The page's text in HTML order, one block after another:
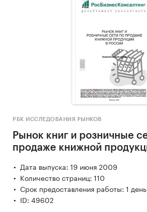
РБК ИССЛЕДОВАНИЯ РЫНКОВ
Рынок книг и розничные
продаже книжной
Дата выпуска: 19 июня 2009
Количество страниц: 110
Срок предоставления работы: 1 день
ID: 49602